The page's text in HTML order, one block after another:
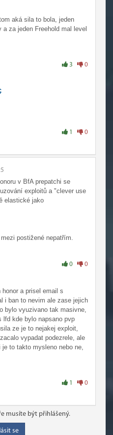
aká sila to bola, jeden
za jeden Freehold mal level
3 0
1 0
v BfA prepatchi se
exploitů a "clever use
elastické jako
postižené nepatřím.
0 0
a prisel email s
i ban to nevim ale zase jejich
bylo vyuzivano tak masivne,
lfd kde bylo napsano pvp
ze je to nejakej exploit,
vypadat podezrele, ale
to takto mysleno nebo ne,
1 0
musíte být přihlášený.
se